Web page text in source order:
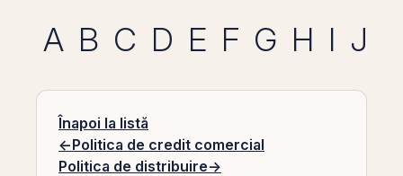
A B C D E F G H I J
Înapoi la listă
←Politica de credit comercial
Politica de distribuire→